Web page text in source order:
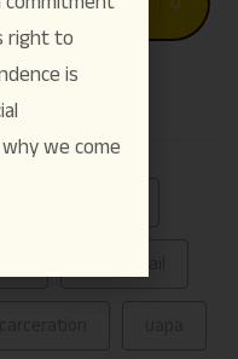
Share
right to
is
we come